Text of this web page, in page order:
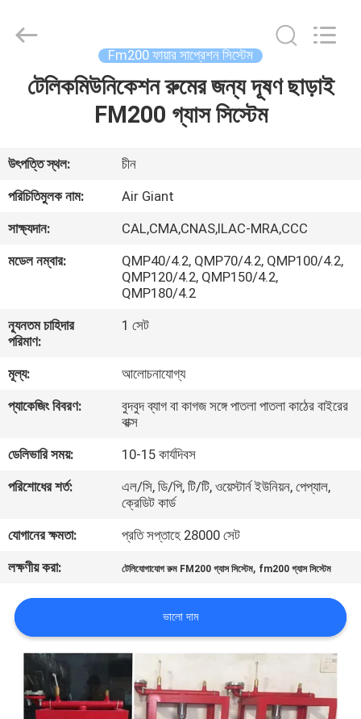
বাড়ি
ভিআর
শো
আমাদের
কারখানা
ভ্রমণ
নিয়ন্ত্রণ
উদ্ধৃতির
জন্য
আবেদন
সাইট
ম্যাপ
Equipment
Reserved.
Fm200 ফায়ার সাপ্রেশন সিস্টেম
টেলিকমিউনিকেশন রুমের জন্য দূষণ ছাড়াই
FM200 গ্যাস সিস্টেম
উৎপত্তি স্থল:
চীন
পরিচিতিমুলক নাম:
Air Giant
সাক্ষ্যদান:
CAL,CMA,CNAS,ILAC-MRA,CCC
মডেল নম্বার:
QMP40/4.2, QMP70/4.2, QMP100/4.2,
QMP120/4.2, QMP150/4.2,
QMP180/4.2
ন্যূনতম চাহিদার
পরিমাণ:
1 সেট
মূল্য:
আলোচনাযোগ্য
প্যাকেজিং বিবরণ:
বুদবুদ ব্যাগ বা কাগজ সঙ্গে পাতলা পাতলা কাঠের বাইরের
বাক্স
ডেলিভারি সময়:
10-15 কার্যদিবস
পরিশোধের শর্ত:
এল/সি, ডি/পি, টি/টি, ওয়েস্টার্ন ইউনিয়ন, পেপ্যাল,
ক্রেডিট কার্ড
যোগানের ক্ষমতা:
প্রতি সপ্তাহে 28000 সেট
লক্ষণীয় করা:
টেলিযোগাযোগ রুম FM200 গ্যাস সিস্টেম, fm200 গ্যাস সিস্টেম
ভালো দাম